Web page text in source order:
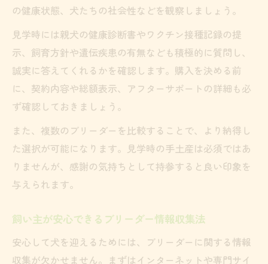
の健康状態、犬たちの社会性などを観察しましょう。
見学時には親犬の健康診断書やワクチン接種記録の提
示、飼育方針や遺伝疾患の有無なども積極的に質問し、
誠実に答えてくれるかを確認します。購入を決める前
に、契約内容や総額表示、アフターサポートの詳細も必
ず確認しておきましょう。
また、複数のブリーダーを比較することで、より納得し
た選択が可能になります。見学時の手土産は必須ではあ
りませんが、感謝の気持ちとして持参すると良い印象を
与えられます。
飼い主が安心できるブリーダー情報収集法
安心して犬を迎えるためには、ブリーダーに関する情報
収集が欠かせません。まずはインターネットや専門サイ